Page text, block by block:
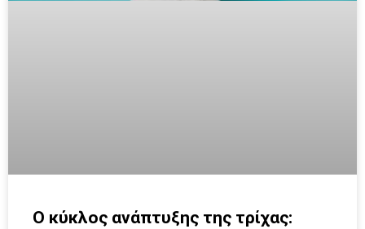
Ο κύκλος ανάπτυξης της τρίχας: